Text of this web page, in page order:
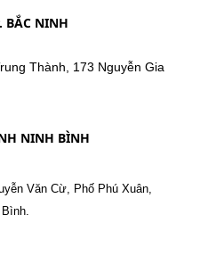
BẮC NINH
Thành, 173 Nguyễn Gia
NINH BÌNH
Văn Cừ, Phố Phú Xuân,